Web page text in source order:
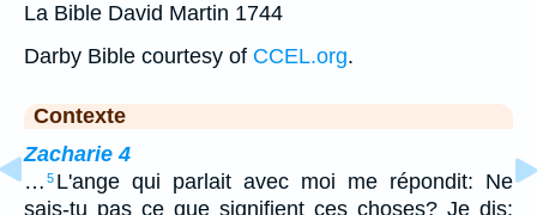
La Bible David Martin 1744
Darby Bible courtesy of CCEL.org.
Contexte
Zacharie 4
… 5 L'ange qui parlait avec moi me répondit: Ne
sais-tu pas ce que signifient ces choses? Je dis: